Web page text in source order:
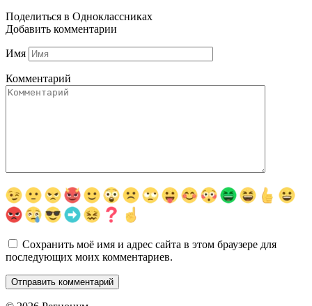
Поделиться в Одноклассниках
Добавить комментарии
Имя
Комментарий
Сохранить моё имя и адрес сайта в этом браузере для
последующих моих комментариев.